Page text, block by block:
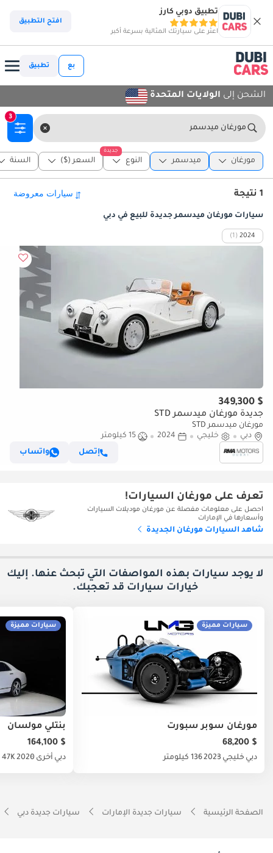
تطبيق دوبي كارز
اعثر على سيارتك المثالية بسرعة أكبر
افتح التطبيق
بع تطبيق
الشحن إلى الولايات المتحدة
مورغان ميدسمر
3
مورغان ميدسمر
جديدة
النوع السعر ($) السنة
1 نتيجة
سيارات مورغان ميدسمر جديدة للبيع في دبي
2024
(1)
$ 349,300
جديدة مورغان ميدسمر STD
مورغان ميدسمر STD
دبي
خليجي 2024
15 كيلومتر
إتصل
واتساب
تعرف على مورغان السيارات!
احصل على معلومات مفصلة عن مورغان موديلات السيارات
وأسعارها في الإمارات
شاهد السيارات مورغان الجديدة
لا يوجد سيارات بهذه المواصفات التي تبحث عنها. إليك
خيارات سيارات قد تعجبك.
سيارات مميزة
مورغان سوبر سبورت
$ 68,200
دبي خليجي 2023136 كيلومتر
سيارات مميزة
بنتلي مولسان
$ 164,100
دبي أخرى 202047K كيلومتر
الصفحة الرئيسية سيارات جديدة الإمارات سيارات جديدة دبي